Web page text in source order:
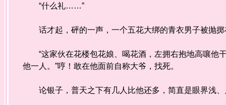
“什么礼……”
话才起，砰的一声，一个五花大绑的青衣男子被抛掷
“这家伙在花楼包花娘、喝花酒，左拥右抱地高嚷他
他一人。”哼！敢在他面前自称大爷，找死。
论银子，普天之下有几人比他还多，简直是眼界浅、